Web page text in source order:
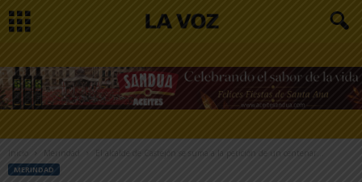
Inicio El alcalde de Castejón se suma a la petición de un centenar...
MERINDAD